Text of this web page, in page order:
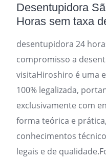
Desentupidora
Horas sem taxa
desentupidora 24
compromisso a
visitaHiroshiro é uma
100% legalizada,
exclusivamente com
forma teórica e
conhecimentos
legais e de